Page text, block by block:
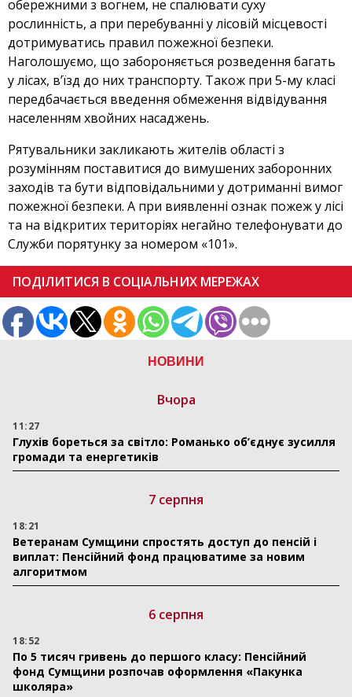
НОВИНИ
Вчора
11:27
Глухів бореться за світло: Романько об’єднує зусилля
громади та енергетиків
7 серпня
18:21
Ветеранам Сумщини спростять доступ до пенсій і
виплат: Пенсійний фонд працюватиме за новим
алгоритмом
6 серпня
18:52
По 5 тисяч гривень до першого класу: Пенсійний
фонд Сумщини розпочав оформлення «Пакунка
школяра»
обережними з вогнем, не спалювати суху
рослинність, а при перебуванні у лісовій місцевості
дотримуватись правил пожежної безпеки.
Наголошуємо, що забороняється розведення багать
у лісах, в’їзд до них транспорту. Також при 5-му класі
передбачається введення обмеження відвідування
населенням хвойних насаджень.
Рятувальники закликають жителів області з
розумінням поставитися до вимушених заборонних
заходів та бути відповідальними у дотриманні вимог
пожежної безпеки. А при виявленні ознак пожеж у лісі
та на відкритих територіях негайно телефонувати до
Служби порятунку за номером «101».
ПОДІЛИТИСЯ В СОЦІАЛЬНИХ МЕРЕЖАХ